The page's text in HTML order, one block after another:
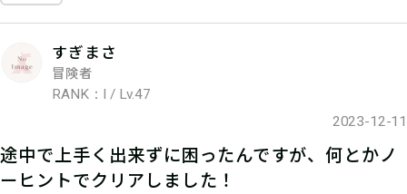
すぎまさ
冒険者
RANK：I / Lv.47
2023-12-11
途中で上手く出来ずに困ったんですが、何とかノ
ーヒントでクリアしました！